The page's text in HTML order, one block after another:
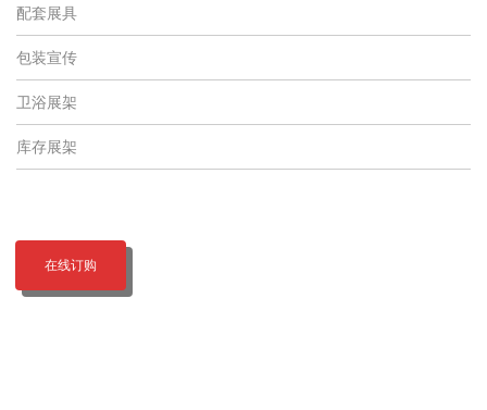
配套展具
包装宣传
卫浴展架
库存展架
在线订购